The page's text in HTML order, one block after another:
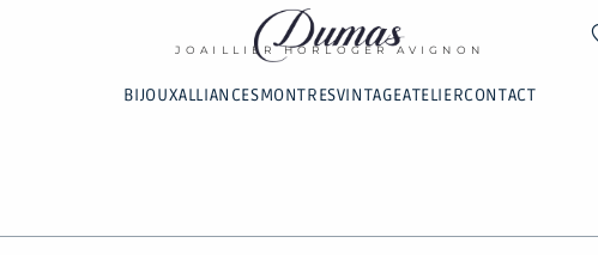
DUMAS
JOAILLIER HORLOGER AVIGNON
BIJOUXALLIANCESMONTRESVINTAGEATELIERCONTACT